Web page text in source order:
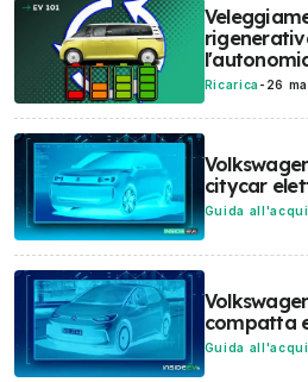
Ricarica - 26
citycar
Guida
compatta
Guida